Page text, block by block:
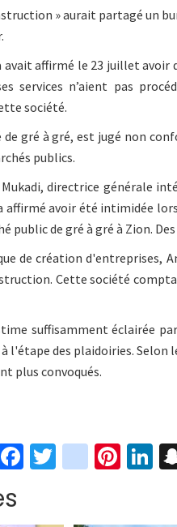
» aurait partagé un
affirmé le 23 juillet avoir
services n’aient pas
société.
gré à gré, est jugé non
publics.
directrice générale
avoir été intimidée
public de gré à gré à Zion.
de création d'entreprises,
Cette société
suffisamment éclairée
l'étape des plaidoiries.
plus convoqués.
Fa
ce
T
wi
in
st
Pi
nt
Li
n